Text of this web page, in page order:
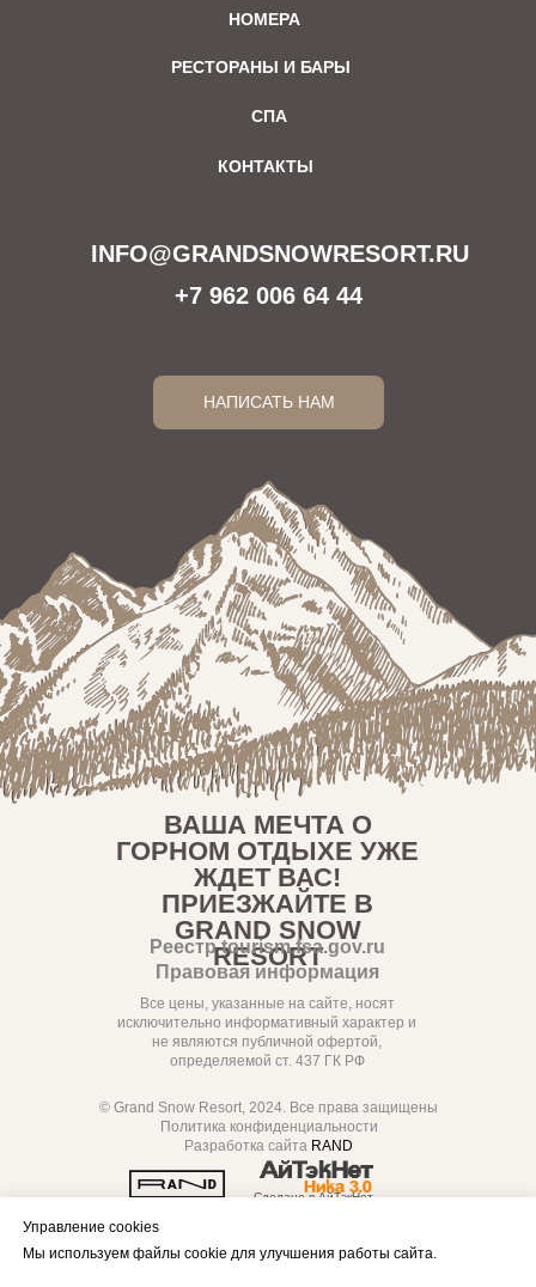
НАПИСАТЬ НАМ
INFO@GRANDSNOWRESORT.RU
РЕСТОРАНЫ И БАРЫ
СПА
КОНТАКТЫ
НОМЕРА
ВАША МЕЧТА О
ГОРНОМ ОТДЫХЕ УЖЕ
ЖДЕТ ВАС!
ПРИЕЗЖАЙТЕ В
GRAND SNOW
RESORT
Все цены, указанные на сайте, носят
исключительно информативный характер и
не являются публичной офертой,
определяемой ст. 437 ГК РФ
© Grand Snow Resort, 2024. Все права защищены
Политика конфиденциальности
Разработка сайта RAND
Правовая информация
Реестр tourism.fsa.gov.ru
+7 962 006 64 44
Сделано в АйТэкНет
Управление cookies
Мы используем файлы cookie для улучшения работы сайта.